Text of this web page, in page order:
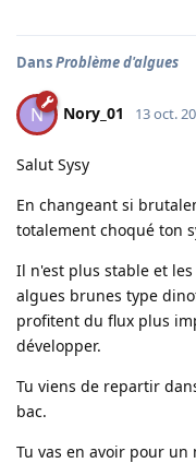
DansProblème d'algues
N Nory_01 13 oct.
Salut Sysy
En changeant si
totalement choqué ton
Il n'est plus stable et
algues brunes type
profitent du flux plus
développer.
Tu viens de repartir
bac.
Tu vas en avoir pour un